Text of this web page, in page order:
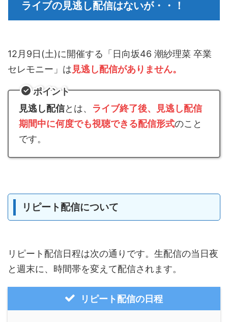
ライブの見逃し配信はないが・・！
12月9日(土)に開催する「日向坂46 潮紗理菜 卒業
セレモニー」は見逃し配信がありません。
ポイント
見逃し配信とは、 ライブ終了後、見逃し配信
期間中に何度でも視聴できる配信形式のこと
です。
リピート配信について
リピート配信日程は次の通りです。生配信の当日夜
と週末に、時間帯を変えて配信されます。
リピート配信の日程